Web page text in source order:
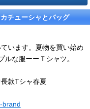
チューシャとバッグ
います。夏物を買い始め
ルな服ーーＴシャツ。
款Tシャ春夏
brand